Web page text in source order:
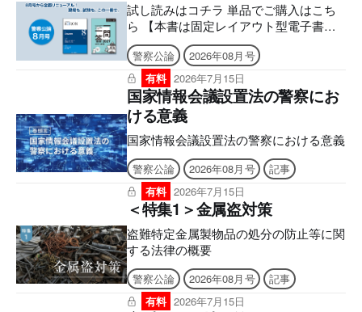
試し読みはコチラ 単品でご購入はこち
ら 【本書は固定レイアウト型電子書籍
のため、なるべく大きな画面でのご利用
を推奨しております。文字のハイライ
ト・検索・辞書・コピー・引用・音声読
み上げなどの機能はご利用いただけませ
ん。ご購入前に、無料サンプル等をお使
いの端末でご確認のうえ、ご購入くださ
い。】 ８月号から全面リニューアル！
現場も、試験も、この一冊で。 より見
やすく、より使いやすく。 雑誌「警察
公論」が誌面を一新し、実務にも昇任試
験にも、さらに役立つ内容へ！ ■電子版
のシリアルナンバーの発行について ア
プリへの問題のダウンロードには購読者
特典のシリアルナンバーが必要になりま
す。 ご購入後、誌面に記載の案内をご
確認の上、シリアルナンバー発行のご申
請をお願いいたします。後日、立花書房
警察公論
2026年08月号
有料 2026年7月15日
国家情報会議設置法の警察にお
ける意義
国家情報会議設置法の警察における意義
警察公論 2026年08月号
記事
有料 2026年7月15日
＜特集1＞金属盗対策
盗難特定金属製物品の処分の防止等に関
する法律の概要
警察公論 2026年08月号
記事
有料 2026年7月15日